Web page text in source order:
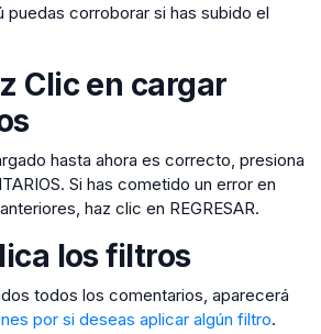
puedas corroborar si has subido el
Clic en cargar
hasta ahora es correcto, presiona
Si has cometido un error en
haz clic en REGRESAR.
los filtros
todos los comentarios, aparecerá
por si deseas aplicar algún filtro.